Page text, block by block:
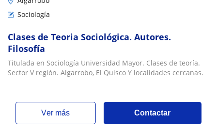
Sociología
Clases de Teoria Sociológica. Autores.
Filosofía
Titulada en Sociología Universidad Mayor. Clases de teoría.
Sector V región. Algarrobo, El Quisco Y localidades cercanas.
ver más Contactar